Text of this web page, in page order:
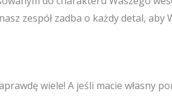
zespół zadba o każdy detal, aby
wiele! A jeśli macie własny